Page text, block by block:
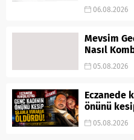
06.08.2026
Mevsim
Nasıl
05.08.2026
Eczanede
önünü
05.08.2026